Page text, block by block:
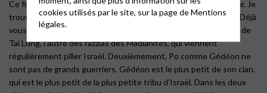
Ce film me fait toujours penser à l’appel de Gédéon dans la
Bible. Je
trouve qu’il y a de nombreuses similitudes entre les histoires : Déjà
vous le savez, les deux vivent dans la crainte, l’un de la menace de
Tai Lung, l’autre des razzias des Madianites, qui viennent
régulièrement piller Israël. Deuxièmement, Po comme Gédéon ne
sont pas de grands guerriers. Gédéon est le plus petit de son clan,
qui est le plus petit de la plus petite tribu d’Israël. Dans les deux
cookies utilisés par le site, sur la page deMentions
légales.